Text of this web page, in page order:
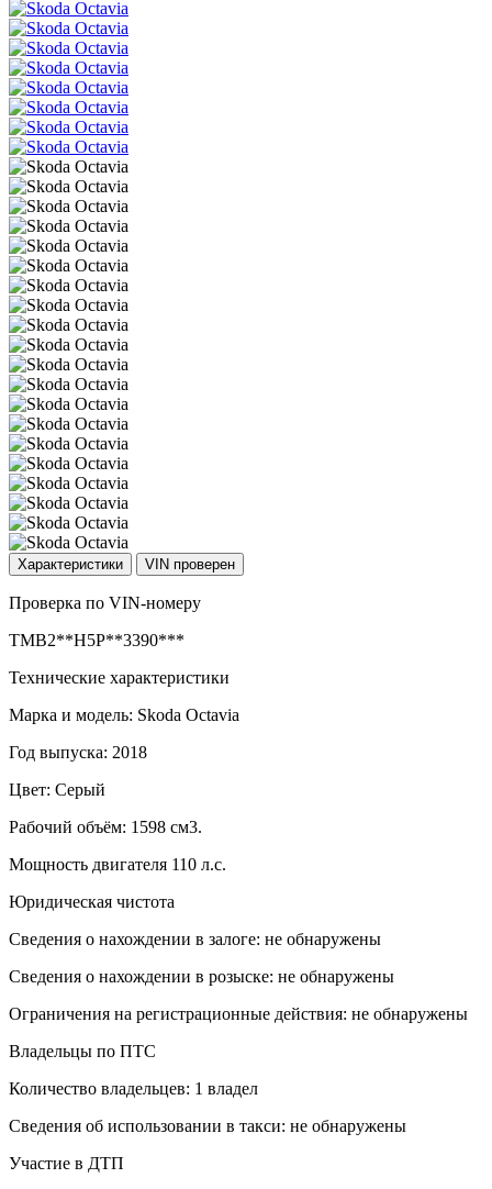
Характеристики VIN проверен
Проверка по VIN-номеру
TMB2**H5P**3390***
Технические характеристики
Марка и модель: Skoda Octavia
Год выпуска: 2018
Цвет: Серый
Рабочий объём: 1598 см3.
Мощность двигателя 110 л.с.
Юридическая чистота
Сведения о нахождении в залоге: не обнаружены
Сведения о нахождении в розыске: не обнаружены
Ограничения на регистрационные действия: не обнаружены
Владельцы по ПТС
Количество владельцев: 1 владел
Сведения об использовании в такси: не обнаружены
Участие в ДТП